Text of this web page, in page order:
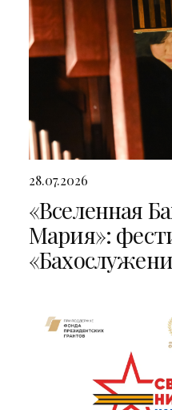
28.07.2026
«Вселенная
Мария»: